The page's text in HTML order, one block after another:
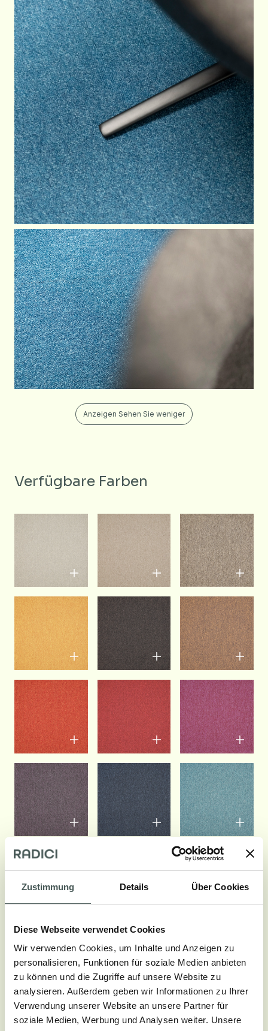
Zustimmung Details Über Cookies
Diese Webseite verwendet Cookies
Wir verwenden Cookies, um Inhalte und Anzeigen zu
personalisieren, Funktionen für soziale Medien anbieten
zu können und die Zugriffe auf unsere Website zu
analysieren. Außerdem geben wir Informationen zu Ihrer
Verwendung unserer Website an unsere Partner für
soziale Medien, Werbung und Analysen weiter. Unsere
Anzeigen Sehen Sie weniger
Verfügbare Farben
Sehen Sie alle Farben
Technische Aspekte
POLNUTZSCHICHT
100% PA Solution Dyed
HERSTELLUNGSVERFAHREN